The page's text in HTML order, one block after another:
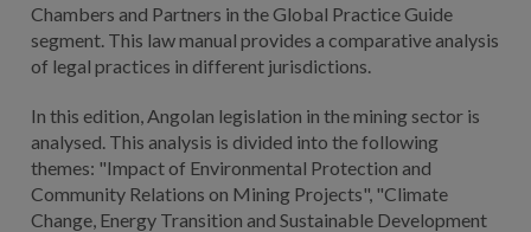
Chambers and Partners in the Global Practice Guide
segment. This law manual provides a comparative analysis
of legal practices in different jurisdictions.
In this edition, Angolan legislation in the mining sector is
analysed. This analysis is divided into the following
themes: "Impact of Environmental Protection and
Community Relations on Mining Projects", "Climate
Change, Energy Transition and Sustainable Development